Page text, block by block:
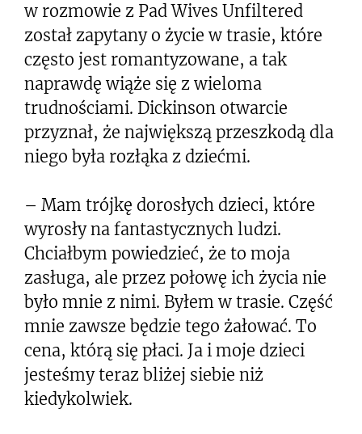
w rozmowie z Pad Wives Unfiltered
został zapytany o życie w trasie, które
często jest romantyzowane, a tak
naprawdę wiąże się z wieloma
trudnościami. Dickinson otwarcie
przyznał, że największą przeszkodą dla
niego była rozłąka z dziećmi.
– Mam trójkę dorosłych dzieci, które
wyrosły na fantastycznych ludzi.
Chciałbym powiedzieć, że to moja
zasługa, ale przez połowę ich życia nie
było mnie z nimi. Byłem w trasie. Część
mnie zawsze będzie tego żałować. To
cena, którą się płaci. Ja i moje dzieci
jesteśmy teraz bliżej siebie niż
kiedykolwiek.